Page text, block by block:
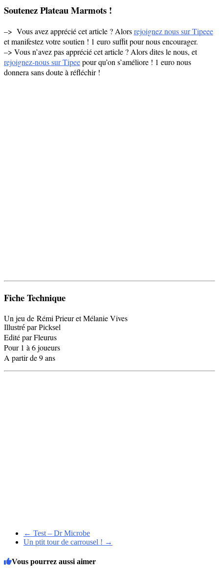
Soutenez Plateau Marmots !
–> Vous avez apprécié cet article ? Alorsrejoignez nous sur Tipeee
et manifestez votre soutien ! 1 euro suffit pour nous encourager.
–> Vous n’avez pas apprécié cet article ? Alors dites le nous, et
rejoignez-nous sur Tipeepour qu’on s’améliore ! 1 euro nous
donnera sans doute à réfléchir !
Fiche Technique
Un jeu de Rémi Prieur et Mélanie Vives
Illustré par Picksel
Edité par Fleurus
Pour 1 à 6 joueurs
A partir de 9 ans
← Test – Dr Microbe
Un ptit tour de carrousel ! →
Vous pourrez aussi aimer